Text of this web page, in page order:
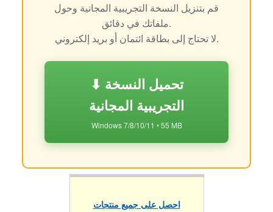
قم بتنزيل النسخة التجريبية المجانية وحول
ملفاتك في دقائق.
لا تحتاج إلى بطاقة ائتمان أو بريد إلكتروني.
⬇ تحميل النسخة
التجريبية المجانية
Windows 7/8/10/11 • 55 MB
احصل على جميع منتجات